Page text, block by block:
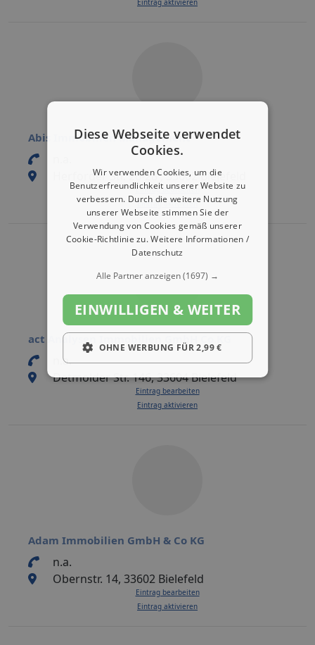
Abis Immobilien Management
Herforder Str. 26-28 , 33602 Bielefeld
Eintrag bearbeiten
Eintrag aktivieren
act Analysen Immobilien GmbH Co.KG
n.a.
Detmolder Str. 146, 33604 Bielefeld
Eintrag bearbeiten
Eintrag aktivieren
Adam Immobilien GmbH & Co KG
n.a.
Obernstr. 14, 33602 Bielefeld
Eintrag bearbeiten
Eintrag aktivieren
Diese Webseite verwendet
Cookies.
Wir verwenden Cookies, um die
Benutzerfreundlichkeit unserer Website zu
verbessern. Durch die weitere Nutzung
unserer Webseite stimmen Sie der
Verwendung von Cookies gemäß unserer
Cookie-Richtlinie zu.Weitere Informationen /
Datenschutz
Alle Partner anzeigen(1697) →
EINWILLIGEN & WEITER
OHNE WERBUNG FÜR 2,99 €